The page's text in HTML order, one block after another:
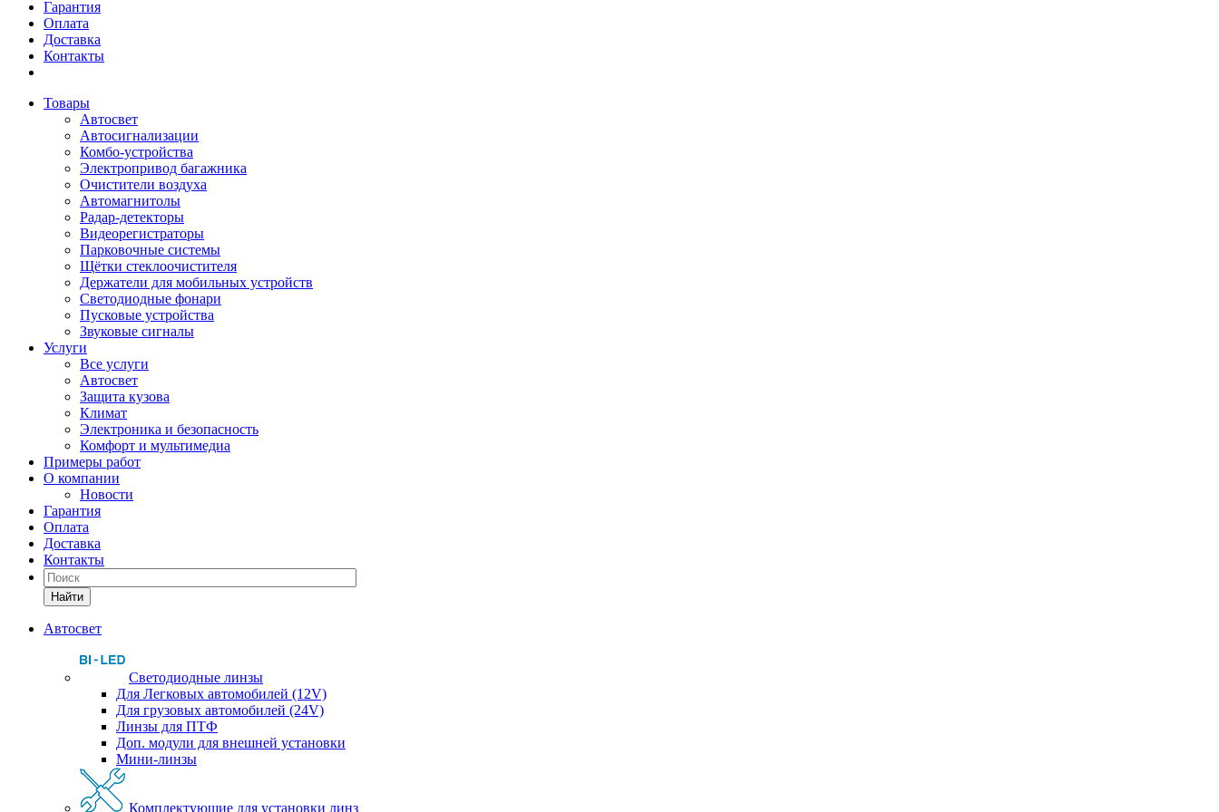
Гарантия
Оплата
Доставка
Контакты
Товары
Автосвет
Автосигнализации
Комбо-устройства
Электропривод багажника
Очистители воздуха
Автомагнитолы
Радар-детекторы
Видеорегистраторы
Парковочные системы
Щётки стеклоочистителя
Держатели для мобильных устройств
Светодиодные фонари
Пусковые устройства
Звуковые сигналы
Услуги
Все услуги
Автосвет
Защита кузова
Климат
Электроника и безопасность
Комфорт и мультимедиа
Примеры работ
О компании
Новости
Гарантия
Оплата
Доставка
Контакты
Найти
Автосвет
Светодиодные линзы
Для Легковых автомобилей (12V)
Для грузовых автомобилей (24V)
Линзы для ПТФ
Доп. модули для внешней установки
Мини-линзы
Комплектующие для установки линз